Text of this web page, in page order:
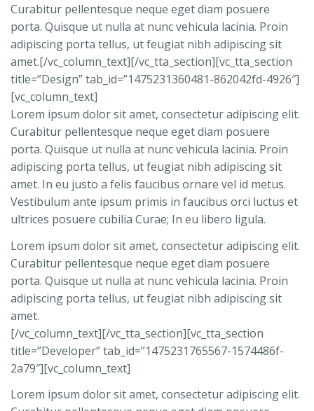
Curabitur pellentesque neque eget diam posuere
porta. Quisque ut nulla at nunc vehicula lacinia. Proin
adipiscing porta tellus, ut feugiat nibh adipiscing sit
amet.[/vc_column_text][/vc_tta_section][vc_tta_section
title=”Design” tab_id=”1475231360481-862042fd-4926″]
[vc_column_text]
Lorem ipsum dolor sit amet, consectetur adipiscing elit.
Curabitur pellentesque neque eget diam posuere
porta. Quisque ut nulla at nunc vehicula lacinia. Proin
adipiscing porta tellus, ut feugiat nibh adipiscing sit
amet. In eu justo a felis faucibus ornare vel id metus.
Vestibulum ante ipsum primis in faucibus orci luctus et
ultrices posuere cubilia Curae; In eu libero ligula.
Lorem ipsum dolor sit amet, consectetur adipiscing elit.
Curabitur pellentesque neque eget diam posuere
porta. Quisque ut nulla at nunc vehicula lacinia. Proin
adipiscing porta tellus, ut feugiat nibh adipiscing sit
amet.
[/vc_column_text][/vc_tta_section][vc_tta_section
title=”Developer” tab_id=”1475231765567-1574486f-
2a79″][vc_column_text]
Lorem ipsum dolor sit amet, consectetur adipiscing elit.